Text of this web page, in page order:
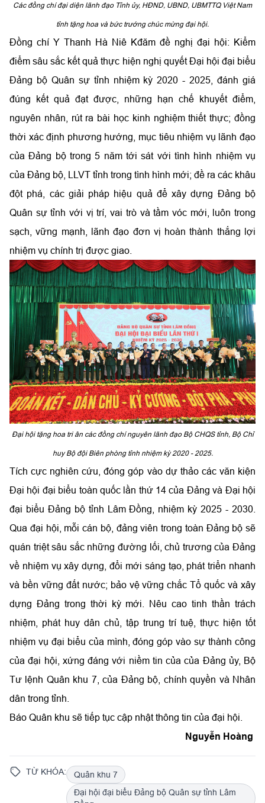
Các đồng chí đại diện lãnh đạo Tỉnh ủy, HĐND, UBND, UBMTTQ Việt Nam
tỉnh tặng hoa và bức trướng chúc mừng đại hội.
Đồng chí Y Thanh Hà Niê Kđăm đề nghị đại hội: Kiểm
điểm sâu sắc kết quả thực hiện nghị quyết Đại hội đại biểu
Đảng bộ Quân sự tỉnh nhiệm kỳ 2020 - 2025, đánh giá
đúng kết quả đạt được, những hạn chế khuyết điểm,
nguyên nhân, rút ra bài học kinh nghiệm thiết thực; đồng
thời xác định phương hướng, mục tiêu nhiệm vụ lãnh đạo
của Đảng bộ trong 5 năm tới sát với tình hình nhiệm vụ
của Đảng bộ, LLVT tỉnh trong tình hình mới; đề ra các khâu
đột phá, các giải pháp hiệu quả để xây dựng Đảng bộ
Quân sự tỉnh với vị trí, vai trò và tầm vóc mới, luôn trong
sạch, vững mạnh, lãnh đạo đơn vị hoàn thành thắng lợi
nhiệm vụ chính trị được giao.
Đại hội tặng hoa tri ân các đồng chí nguyên lãnh đạo Bộ CHQS tỉnh, Bộ Chỉ
huy Bộ đội Biên phòng tỉnh nhiệm kỳ 2020 - 2025.
Tích cực nghiên cứu, đóng góp vào dự thảo các văn kiện
Đại hội đại biểu toàn quốc lần thứ 14 của Đảng và Đại hội
đại biểu Đảng bộ tỉnh Lâm Đồng, nhiệm kỳ 2025 - 2030.
Qua đại hội, mỗi cán bộ, đảng viên trong toàn Đảng bộ sẽ
quán triệt sâu sắc những đường lối, chủ trương của Đảng
về nhiệm vụ xây dựng, đổi mới sáng tạo, phát triển nhanh
và bền vững đất nước; bảo vệ vững chắc Tổ quốc và xây
dựng Đảng trong thời kỳ mới. Nêu cao tinh thần trách
nhiệm, phát huy dân chủ, tập trung trí tuệ, thực hiện tốt
nhiệm vụ đại biểu của mình, đóng góp vào sự thành công
của đại hội, xứng đáng với niềm tin của của Đảng ủy, Bộ
Tư lệnh Quân khu 7, của Đảng bộ, chính quyền và Nhân
dân trong tỉnh.
Báo Quân khu sẽ tiếp tục cập nhật thông tin của đại hội.
Nguyễn Hoàng
TỪ KHÓA:
Quân khu 7
Đại hội đại biểu Đảng bộ Quân sự tỉnh Lâm